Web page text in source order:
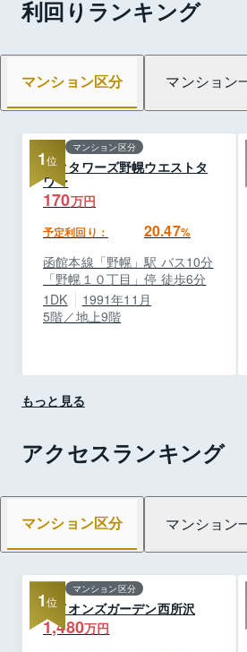
利回りランキング
マンション区分 マンション
1 マンション区分
オクタワーズ野幌ウエストタ
ワー
170万円
予定利回り： 20.47%
函館本線「野幌」駅 バス10分
「野幌１０丁目」停 徒歩6分
1DK
1991年11月
5階／地上9階
もっと見る
アクセスランキング
マンション区分 マンション
1 マンション区分
ライオンズガーデン西所沢
1,480万円